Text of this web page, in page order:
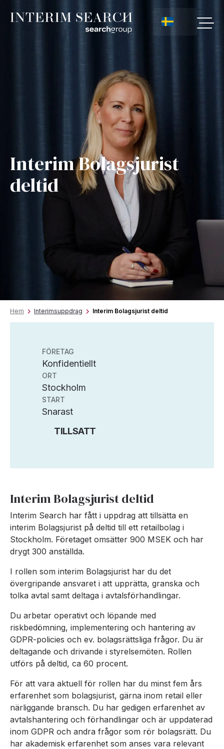
Interim Bolagsjurist
deltid
Hem Interimsuppdrag Interim Bolagsjurist deltid
FÖRETAG
Konfidentiellt
ORT
Stockholm
START
Snarast
TILLSATT
Interim Bolagsjurist deltid
Interim Search har fått i uppdrag att tillsätta en
interim Bolagsjurist på deltid till ett retailbolag i
Stockholm. Företaget omsätter 900 MSEK och har
drygt 300 anställda.
I rollen som interim Bolagsjurist har du det
övergripande ansvaret i att upprätta, granska och
tolka avtal samt deltaga i avtalsförhandlingar.
Du arbetar operativt och löpande med
riskbedömning, implementering och hantering av
GDPR-policies och ev. bolagsrättsliga frågor. Du är
deltagande och drivande i styrelsemöten. Rollen
utförs på deltid, ca 60 procent.
För att vara aktuell för rollen har du minst fem års
erfarenhet som bolagsjurist, gärna inom retail eller
närliggande bransch. Du har gedigen erfarenhet av
avtalshantering och förhandlingar och är uppdaterad
inom GDPR och andra frågor som rör bolagsrätt. Du
har akademisk erfarenhet som anses vara relevant